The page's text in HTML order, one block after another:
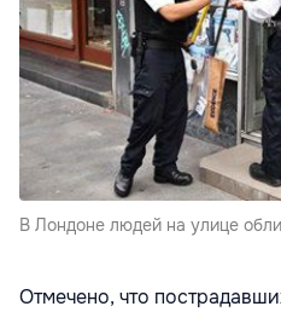
В Лондоне людей на улице
Отмечено, что